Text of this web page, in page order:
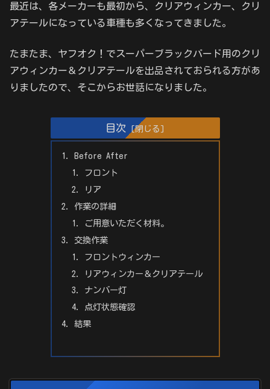
最近は、各メーカーも最初から、クリアウィンカー、クリ
アテールになっている車種も多くなってきました。
たまたま、ヤフオク！でスーパーブラックバード用のクリ
アウィンカー＆クリアテールを出品されておられる方があ
りましたので、そこからお世話になりました。
目次
Before After
フロント
リア
作業の詳細
ご用意いただく材料。
交換作業
フロントウィンカー
リアウィンカー＆クリアテール
ナンバー灯
点灯状態確認
結果